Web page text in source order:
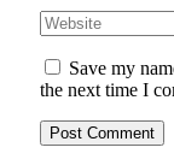
Save my
the next time I